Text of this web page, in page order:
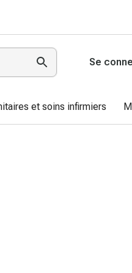
Se
et soins infirmiers